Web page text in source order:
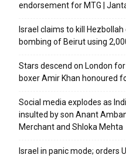
endorsement for MTG |
Israel claims to kill
bombing of Beirut using
Stars descend on London
boxer Amir Khan honoured
Social media explodes as
insulted by son Anant
Merchant and Shloka Mehta
Israel in panic mode; orders